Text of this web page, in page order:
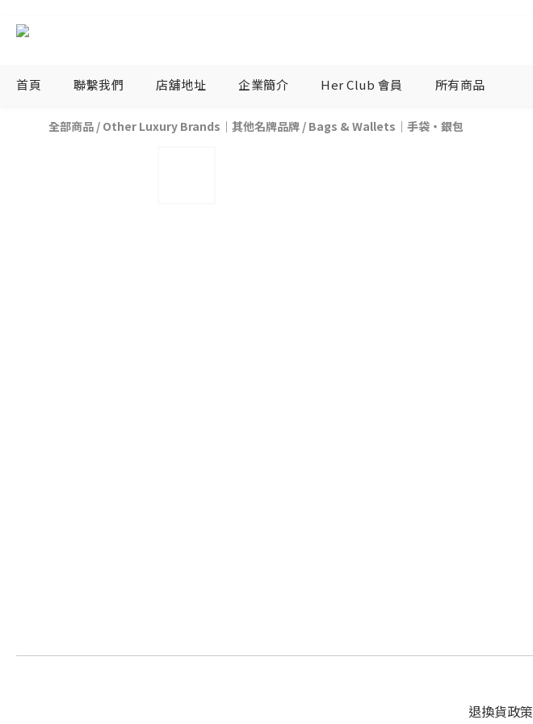
首頁 聯繫我們 店舖地址 企業簡介 Her Club 會員 所有商品
全部商品 / Other Luxury Brands｜其他名牌品牌 / Bags & Wallets｜手袋・銀包
退換貨政策